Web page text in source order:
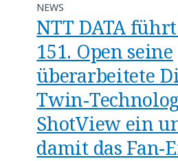
NEWS
NTT DATA
151. Open seine
überarbeitete
Twin-
ShotView ein
damit das Fan-